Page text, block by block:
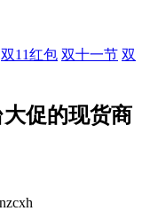
双11红包 双十一节 双
大促的现货商